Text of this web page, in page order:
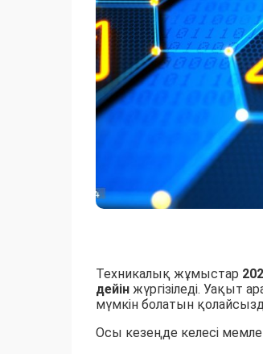
Техникалық жұмыстар
дейін жүргізіледі. Уақыт
мүмкін болатын
Осы кезеңде келесі